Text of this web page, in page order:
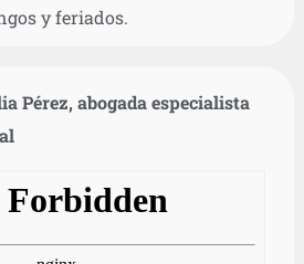
y feriados.
Pérez, abogada especialista